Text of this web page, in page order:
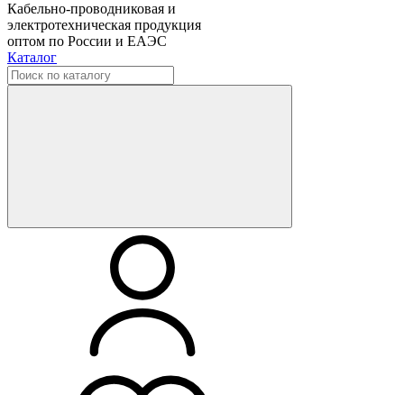
Кабельно-проводниковая и
электротехническая продукция
оптом по России и ЕАЭС
Каталог